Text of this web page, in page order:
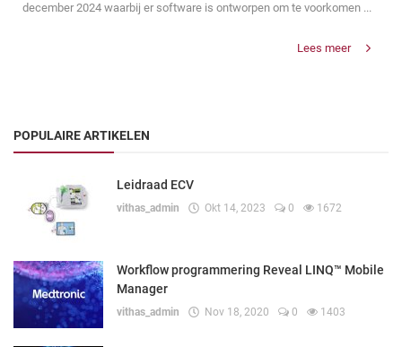
december 2024 waarbij er software is ontworpen om te voorkomen ...
Lees meer
POPULAIRE ARTIKELEN
Leidraad ECV
vithas_admin Okt 14, 2023 0 1672
Workflow programmering Reveal LINQ™ Mobile
Manager
vithas_admin Nov 18, 2020 0 1403